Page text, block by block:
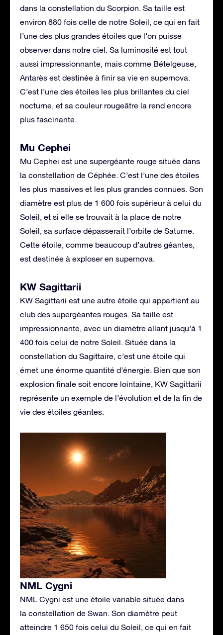
dans la constellation du Scorpion. Sa taille est
environ 880 fois celle de notre Soleil, ce qui en fait
l’une des plus grandes étoiles que l’on puisse
observer dans notre ciel. Sa luminosité est tout
aussi impressionnante, mais comme Bételgeuse,
Antarès est destinée à finir sa vie en supernova.
C’est l’une des étoiles les plus brillantes du ciel
nocturne, et sa couleur rougeâtre la rend encore
plus fascinante.
Mu Cephei
Mu Cephei est une supergéante rouge située dans
la constellation de Céphée. C’est l’une des étoiles
les plus massives et les plus grandes connues. Son
diamètre est plus de 1 600 fois supérieur à celui du
Soleil, et si elle se trouvait à la place de notre
Soleil, sa surface dépasserait l’orbite de Saturne.
Cette étoile, comme beaucoup d’autres géantes,
est destinée à exploser en supernova.
KW Sagittarii
KW Sagittarii est une autre étoile qui appartient au
club des supergéantes rouges. Sa taille est
impressionnante, avec un diamètre allant jusqu’à 1
400 fois celui de notre Soleil. Située dans la
constellation du Sagittaire, c’est une étoile qui
émet une énorme quantité d’énergie. Bien que son
explosion finale soit encore lointaine, KW Sagittarii
représente un exemple de l’évolution et de la fin de
vie des étoiles géantes.
NML Cygni
NML Cygni est une étoile variable située dans
la constellation de Swan. Son diamètre peut
atteindre 1 650 fois celui du Soleil, ce qui en fait